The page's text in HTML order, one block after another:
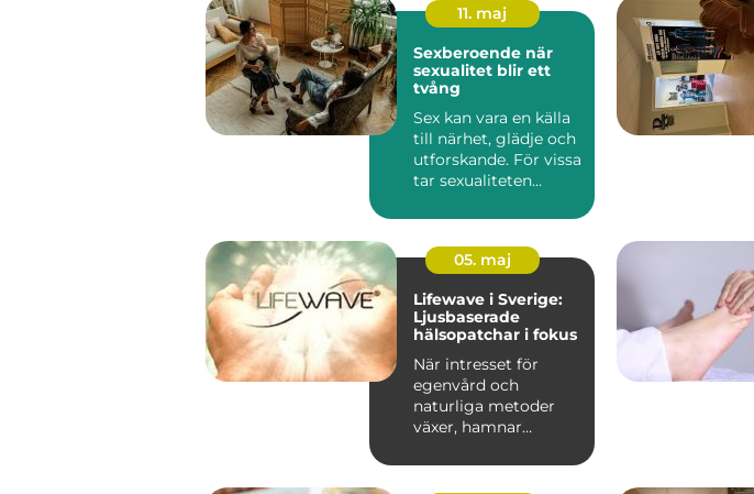
11. maj
Sexberoende när
sexualitet blir ett
tvång
Sex kan vara en källa
till närhet, glädje och
utforskande. För vissa
tar sexualiteten
05. maj
Lifewave i Sverige:
Ljusbaserade
hälsopatchar i fokus
När intresset för
egenvård och
naturliga metoder
växer, hamnar